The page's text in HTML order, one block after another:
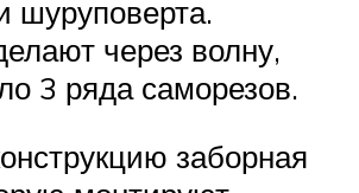
шуруповерта.
через волну,
3 ряда саморезов.
заборная